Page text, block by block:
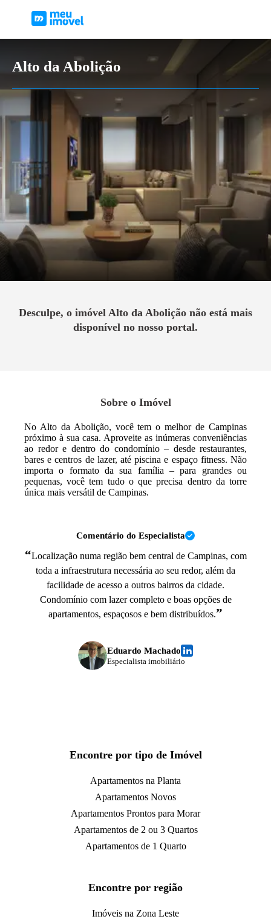
Alto da Abolição
Desculpe, o imóvel Alto da Abolição não está mais
disponível no nosso portal.
Sobre o Imóvel
No Alto da Abolição, você tem o melhor de Campinas
próximo à sua casa. Aproveite as inúmeras conveniências
ao redor e dentro do condomínio – desde restaurantes,
bares e centros de lazer, até piscina e espaço fitness. Não
importa o formato da sua família – para grandes ou
pequenas, você tem tudo o que precisa dentro da torre
única mais versátil de Campinas.
Comentário do Especialista
“Localização numa região bem central de Campinas, com
toda a infraestrutura necessária ao seu redor, além da
facilidade de acesso a outros bairros da cidade.
Condomínio com lazer completo e boas opções de
apartamentos, espaçosos e bem distribuídos.”
Eduardo Machado
Especialista imobiliário
Encontre por tipo de Imóvel
Apartamentos na Planta
Apartamentos Novos
Apartamentos Prontos para Morar
Apartamentos de 2 ou 3 Quartos
Apartamentos de 1 Quarto
Encontre por região
Imóveis na Zona Leste